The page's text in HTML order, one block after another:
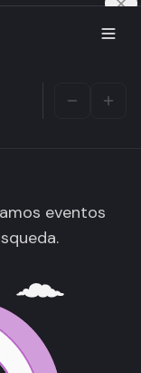
eventos